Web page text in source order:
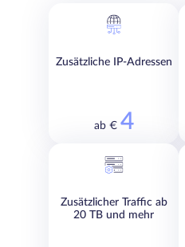
Zusätzliche IP-Adressen
ab € 4
Zusätzlicher Traffic ab
20 TB und mehr